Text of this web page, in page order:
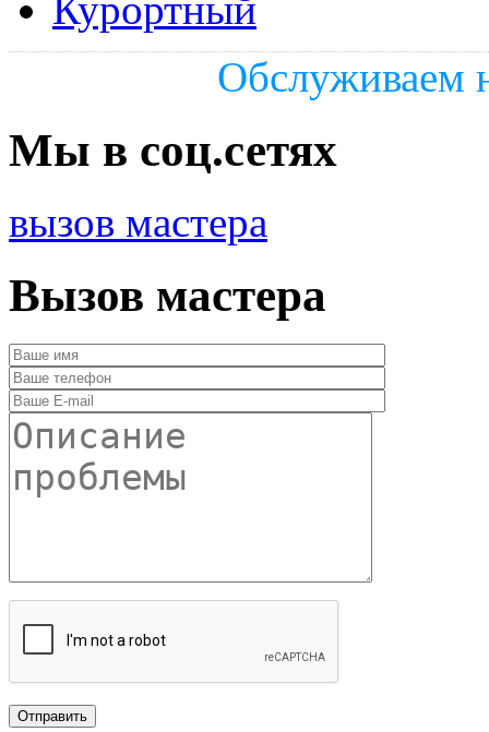
Обслуживаем
Мы в соц.сетях
вызов мастера
Вызов мастера